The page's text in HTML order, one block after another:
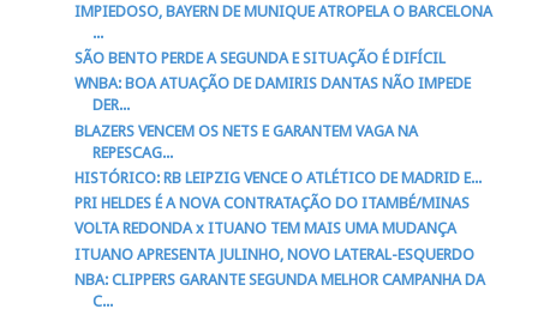
IMPIEDOSO, BAYERN DE MUNIQUE ATROPELA O BARCELONA
...
SÃO BENTO PERDE A SEGUNDA E SITUAÇÃO É DIFÍCIL
WNBA: BOA ATUAÇÃO DE DAMIRIS DANTAS NÃO IMPEDE
DER...
BLAZERS VENCEM OS NETS E GARANTEM VAGA NA
REPESCAG...
HISTÓRICO: RB LEIPZIG VENCE O ATLÉTICO DE MADRID E...
PRI HELDES É A NOVA CONTRATAÇÃO DO ITAMBÉ/MINAS
VOLTA REDONDA x ITUANO TEM MAIS UMA MUDANÇA
ITUANO APRESENTA JULINHO, NOVO LATERAL-ESQUERDO
NBA: CLIPPERS GARANTE SEGUNDA MELHOR CAMPANHA DA
C...